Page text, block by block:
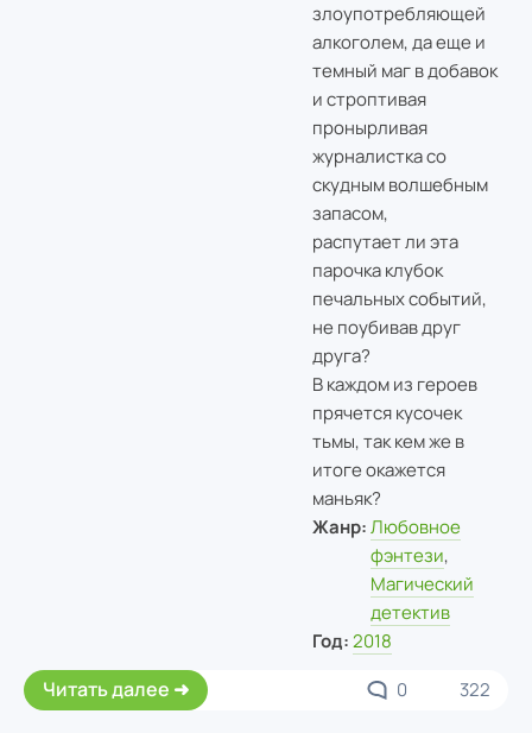
злоупотребляющей
алкоголем, да еще и
темный маг в добавок
и строптивая
пронырливая
журналистка со
скудным волшебным
запасом,
распутает ли эта
парочка клубок
печальных событий,
не поубивав друг
друга?
В каждом из героев
прячется кусочек
тьмы, так кем же в
итоге окажется
маньяк?
Жанр: Любовное
фэнтези,
Магический
детектив
Год: 2018
Читать далее 0 322